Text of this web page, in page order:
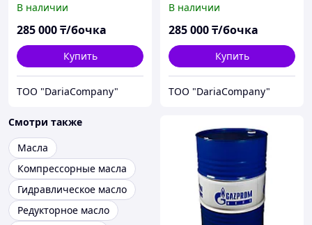
В наличии
285 000₸/бочка
Купить
TOO "DariaCompany"
В наличии
285 000₸/бочка
Купить
TOO "DariaCompany"
Смотри также
Масла
Компрессорные масла
Гидравлическое масло
Редукторное масло